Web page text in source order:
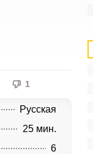
1
Русская
25 мин.
6